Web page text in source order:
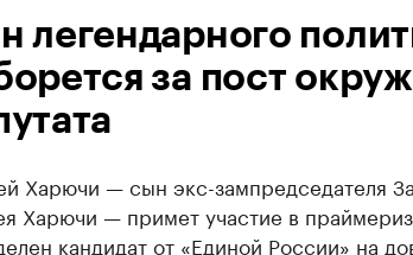
легендарного
за пост
Харючи — сын экс-зампредседателя
Харючи — примет участие в
кандидат от «Единой России» на